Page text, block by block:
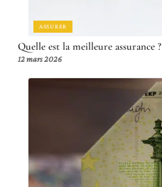
ASSURER
Quelle est la meilleure assurance ?
12 mars 2026